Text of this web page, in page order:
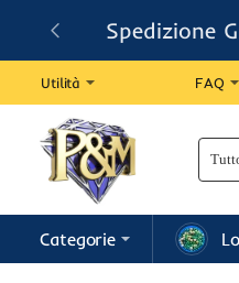
Spedizione
Utilità FAQ
Cerca..
Categorie